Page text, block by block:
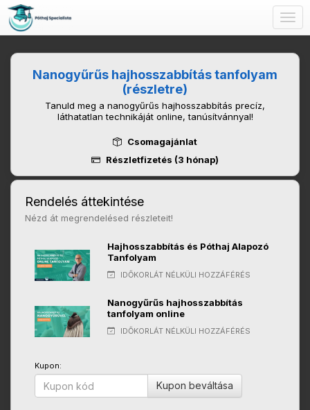
Nanogyűrűs hajhosszabbítás tanfolyam
(részletre)
Tanuld meg a nanogyűrűs hajhosszabbítás precíz,
láthatatlan technikáját online, tanúsítvánnyal!
Csomagajánlat
Részletfizetés (3 hónap)
Rendelés áttekintése
Nézd át megrendelésed részleteit!
Hajhosszabbítás és Póthaj Alapozó
Tanfolyam
IDŐKORLÁT NÉLKÜLI HOZZÁFÉRÉS
Nanogyűrűs hajhosszabbítás
tanfolyam online
IDŐKORLÁT NÉLKÜLI HOZZÁFÉRÉS
Kupon:
Kupon beváltása